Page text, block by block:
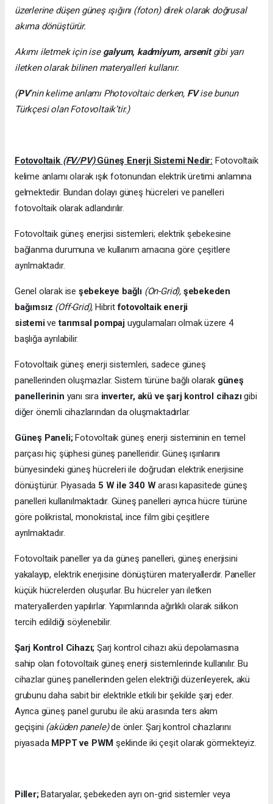
üzerlerine düşen güneş ışığını (foton) direk olarak doğrusal
akıma dönüştürür.
Akımı iletmek için ise galyum, kadmiyum, arsenitgibi yarı
iletken olarak bilinen materyalleri kullanır.
(PV’nin kelime anlamı Photovoltaic derken, FVise bunun
Türkçesi olan Fotovoltaik’tir.)
Fotovoltaik (FV/PV)Güneş Enerji Sistemi Nedir: Fotovoltaik
kelime anlamı olarak ışık fotonundan elektrik üretimi anlamına
gelmektedir. Bundan dolayı güneş hücreleri ve panelleri
fotovoltaik olarak adlandırılır.
Fotovoltaik güneş enerjisi sistemleri; elektrik şebekesine
bağlanma durumuna ve kullanım amacına göre çeşitlere
ayrılmaktadır.
Genel olarak ise şebekeye bağlı (On-Grid), şebekeden
bağımsız (Off-Grid), Hibritfotovoltaik enerji
sistemivetarımsal pompaj uygulamaları olmak üzere 4
başlığa ayrılabilir.
Fotovoltaik güneş enerji sistemleri, sadece güneş
panellerinden oluşmazlar. Sistem türüne bağlı olarak güneş
panellerinin yanı sıra inverter, akü ve şarj kontrol cihazıgibi
diğer önemli cihazlarından da oluşmaktadırlar.
Güneş Paneli;Fotovoltaik güneş enerji sisteminin en temel
parçası hiç şüphesi güneş panelleridir. Güneş ışınlarını
bünyesindeki güneş hücreleri ile doğrudan elektrik enerjisine
dönüştürür. Piyasada 5 W ile 340 Warası kapasitede güneş
panelleri kullanılmaktadır. Güneş panelleri ayrıca hücre türüne
göre polikristal, monokristal, ince film gibi çeşitlere
ayrılmaktadır.
Fotovoltaik paneller ya da güneş panelleri, güneş enerjisini
yakalayıp, elektrik enerjisine dönüştüren materyallerdir. Paneller
küçük hücrelerden oluşurlar. Bu hücreler yarı iletken
materyallerden yapılırlar. Yapımlarında ağırlıklı olarak silikon
tercih edildiği söylenebilir.
Şarj Kontrol Cihazı; Şarj kontrol cihazı akü depolamasına
sahip olan fotovoltaik güneş enerji sistemlerinde kullanılır. Bu
cihazlar güneş panellerinden gelen elektriği düzenleyerek, akü
grubunu daha sabit bir elektrikle etkili bir şekilde şarj eder.
Ayrıca güneş panel gurubu ile akü arasında ters akım
geçişini (aküden panele)de önler. Şarj kontrol cihazlarını
piyasada MPPT ve PWM şeklinde iki çeşit olarak görmekteyiz.
Piller;Bataryalar, şebekeden ayrı on-grid sistemler veya